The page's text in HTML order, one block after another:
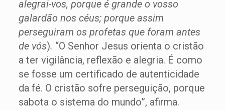
alegrai-vos, porque é grande o vosso
galardão nos céus; porque assim
perseguiram os profetas que foram antes
de vós). “O Senhor Jesus orienta o cristão
a ter vigilância, reflexão e alegria. É como
se fosse um certificado de autenticidade
da fé. O cristão sofre perseguição, porque
sabota o sistema do mundo”, afirma.